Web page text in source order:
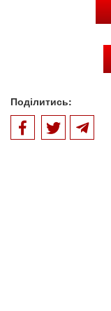
Поділитись: